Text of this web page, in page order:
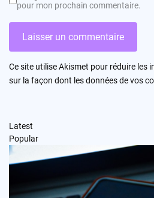
pour mon prochain commentaire.
Ce site utilise Akismet pour réduire les
sur la façon dont les données de vos
Latest
Popular